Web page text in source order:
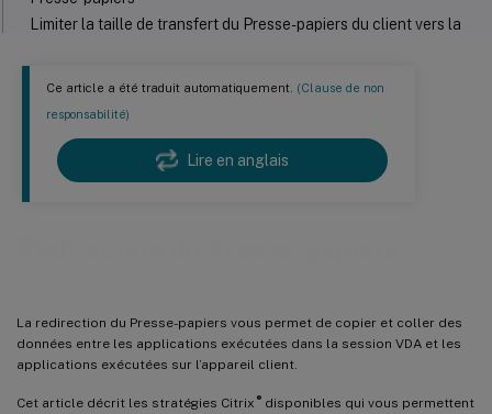
Ce article a été traduit automatiquement. (Clause de non
responsabilité)
Lire en anglais
La redirection du Presse-papiers vous permet de copier et coller des
données entre les applications exécutées dans la session VDA et les
applications exécutées sur l’appareil client.
Cet article décrit les stratégies Citrix ®disponibles qui vous permettent
Limiter la taille de transfert du Presse-papiers du client vers la
le client
Restreindre l’écriture du Presse-papiers client ET Formats
autorisés pour l’écriture du Presse-papiers client
Restreindre l’écriture du Presse-papiers de session ET Formats
autorisés pour l’écriture du Presse-papiers de session